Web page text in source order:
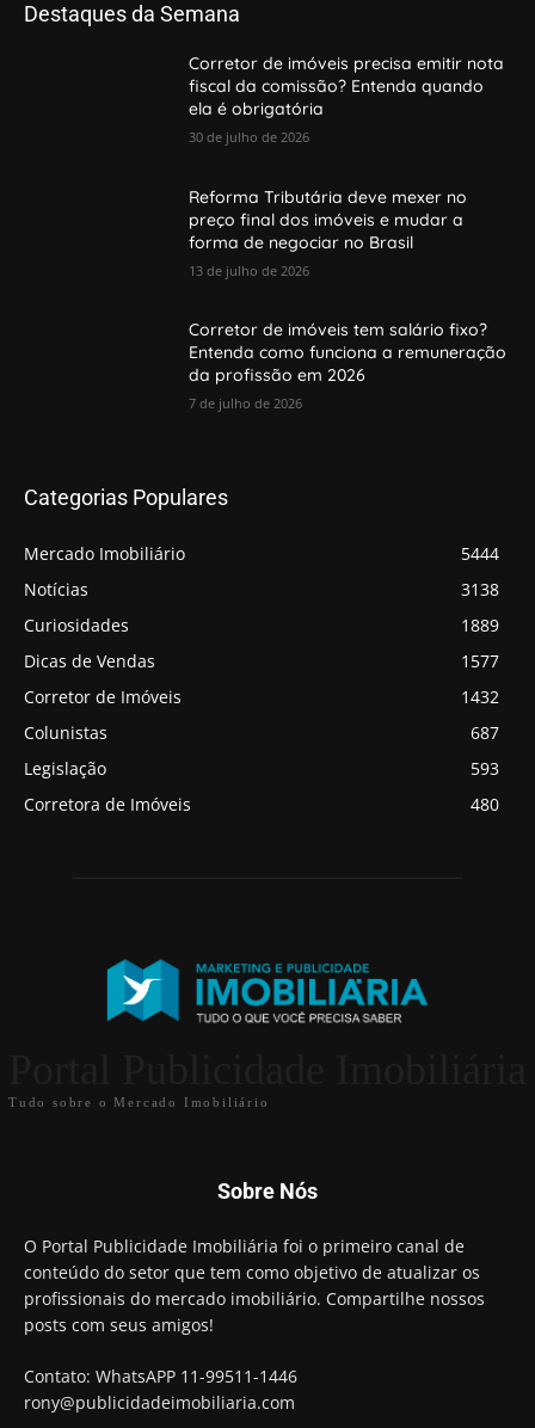
Destaques da Semana
Corretor de imóveis precisa emitir nota
fiscal da comissão? Entenda quando
ela é obrigatória
30 de julho de 2026
Reforma Tributária deve mexer no
preço final dos imóveis e mudar a
forma de negociar no Brasil
13 de julho de 2026
Corretor de imóveis tem salário fixo?
Entenda como funciona a remuneração
da profissão em 2026
7 de julho de 2026
Categorias Populares
Mercado Imobiliário
5444
Notícias
3138
Curiosidades
1889
Dicas de Vendas
1577
Corretor de Imóveis
1432
Colunistas
687
Legislação
593
Corretora de Imóveis
480
Tudo sobre o Mercado Imobiliário
Sobre Nós
O Portal Publicidade Imobiliária foi o primeiro canal de
conteúdo do setor que tem como objetivo de atualizar os
profissionais do mercado imobiliário. Compartilhe nossos
posts com seus amigos!
Contato: WhatsAPP 11-99511-1446
rony@publicidadeimobiliaria.com